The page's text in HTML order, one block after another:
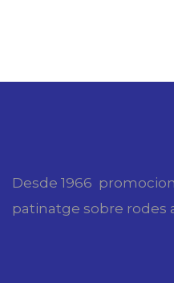
Desde 1966
patinatge sobre rodes